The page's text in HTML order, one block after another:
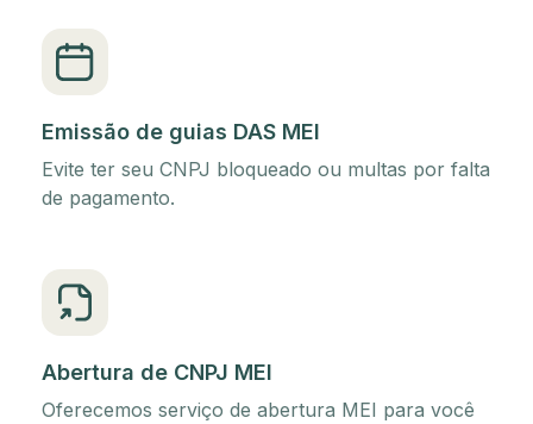
Emissão de guias DAS MEI
Evite ter seu CNPJ bloqueado ou multas por falta
de pagamento.
Abertura de CNPJ MEI
Oferecemos serviço de abertura MEI para você